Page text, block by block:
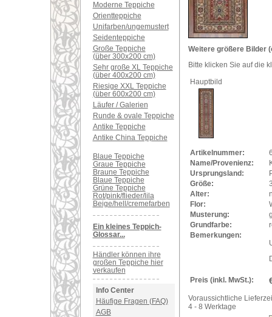
Moderne Teppiche
Orientteppiche
Unifarben/ungemustert
Seidenteppiche
Große Teppiche
(über 300x200 cm)
Sehr große XL Teppiche
(über 400x200 cm)
Riesige XXL Teppiche
(über 600x200 cm)
Läufer / Galerien
Runde & ovale Teppiche
Antike Teppiche
Antike China Teppiche
Blaue Teppiche
Graue Teppiche
Braune Teppiche
Blaue Teppiche
Grüne Teppiche
Rot/pink/flieder/lila
Beige/hell/cremefarben
Ein kleines Teppich-
Glossar...
Händler können ihre
großen Teppiche hier
verkaufen
Info Center
Häufige Fragen (FAQ)
AGB
Weitere größere Bilder
Bitte klicken Sie auf die
Hauptbild
Artikelnummer:
Name/Provenienz:
Ursprungsland:
Größe:
Alter:
Flor:
Musterung:
Grundfarbe:
Bemerkungen:
Preis (inkl. MwSt.):
Voraussichtliche
4 - 8 Werktage